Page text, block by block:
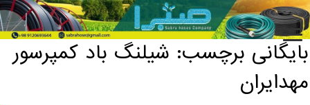
خانه / بایگانی برچسب: شیلنگ باد کمپرسور مهدایران
بایگانی برچسب: شیلنگ باد کمپرسور
مهدایران